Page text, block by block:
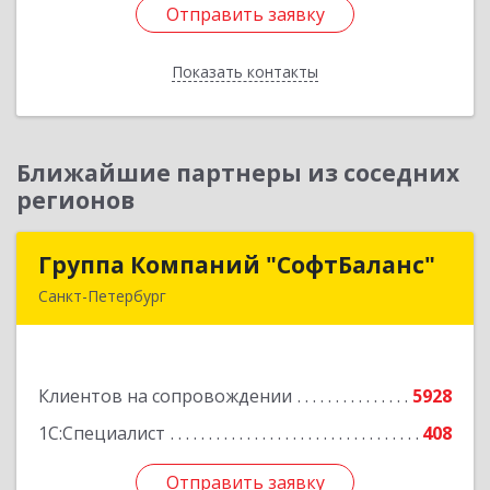
Отправить заявку
Показать контакты
Отправить заявку
Назад
Ближайшие партнеры из соседних
регионов
Группа Компаний "СофтБаланс"
Санкт-Петербург
Клиентов на сопровождении
5928
1С:Специалист
408
Отправить заявку
Группа Компаний "СофтБаланс"
Подробнее
Отправить заявку